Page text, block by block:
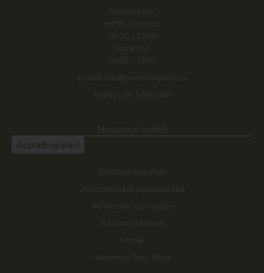
Nyitvatartás:
Hétfő-Szombat:
08:00
– 21:00
Vasárnap:
09:00 – 17:00
E-mail:
info@mom.tibidabo.hu
Telefon: 06 1 618 0106
Hasznos linkek
Asztalfoglalás!
Tibidabo webshop
Útvonaltervező pékségünkbe
Rendezvényszervezés
Viszonteladóknak
Karrier
Széchenyi Terv Plusz